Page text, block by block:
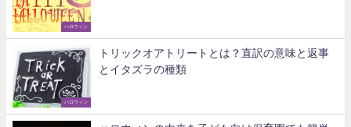
ハロウィン
ハロウィン
トリックオアトリートとは？直訳の意味と返事
とイタズラの種類